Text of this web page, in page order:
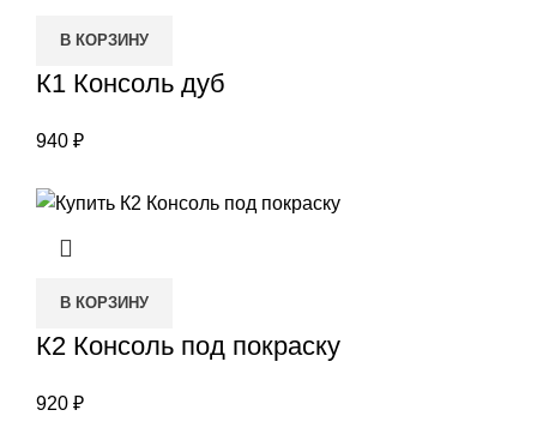
В КОРЗИНУ
К1 Консоль дуб
940 ₽
В КОРЗИНУ
К2 Консоль под покраску
920 ₽